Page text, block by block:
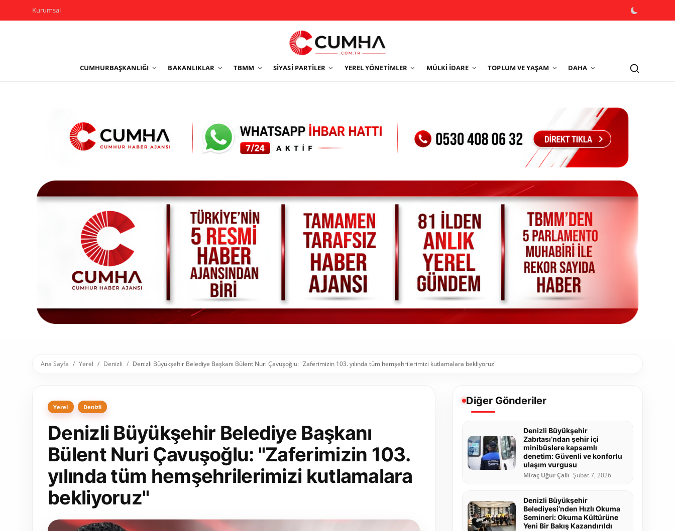
Kurumsal
CUMHURBAŞKANLIĞI BAKANLIKLAR TBMM SIYASI PARTILER YEREL YÖNETIMLER MÜLKI İDARE TOPLUM VE YAŞAM DAHA
Yerel Yönetimler
Sivil Toplum Kuruluşları
Kamu Kurumları ve Üst Kurullar
Resmi Reklamlar
Ana Sayfa Yerel Denizli Denizli Büyükşehir Belediye Başkanı Bülent Nuri Çavuşoğlu: "Zaferimizin 103. yılında tüm hemşehrilerimizi kutlamalara bekliyoruz"
Yerel Denizli
Denizli Büyükşehir Belediye Başkanı
Bülent Nuri Çavuşoğlu: "Zaferimizin 103.
yılında tüm hemşehrilerimizi kutlamalara
bekliyoruz"
Diğer Gönderiler
Denizli Büyükşehir
Zabıtası’ndan şehir içi
minibüslere kapsamlı
denetim: Güvenli ve konforlu
ulaşım vurgusu
Miraç Uğur Çallı Şubat 7, 2026
Denizli Büyükşehir
Belediyesi’nden Hızlı Okuma
Semineri: Okuma Kültürüne
Yeni Bir Bakış Kazandırıldı